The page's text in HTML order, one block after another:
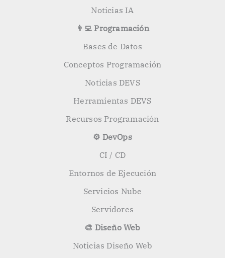
Noticias IA
👨‍💻 Programación
Bases de Datos
Conceptos Programación
Noticias DEVS
Herramientas DEVS
Recursos Programación
⚙️ DevOps
CI / CD
Entornos de Ejecución
Servicios Nube
Servidores
🎨 Diseño Web
Noticias Diseño Web